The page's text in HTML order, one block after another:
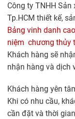
Công ty TNHH
Tp.HCM thiết kế,
Bảng vinh danh
niệm chương thủy
Khách hàng sẽ
nhận hàng và dịch
Khách hàng yên
Khi có nhu cầu,
cần đặt và thời